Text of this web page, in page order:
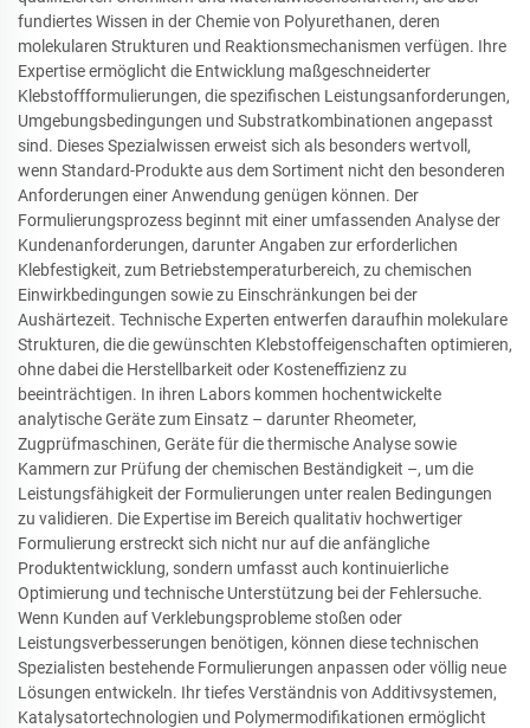
fundiertes Wissen in der Chemie von Polyurethanen, deren
molekularen Strukturen und Reaktionsmechanismen verfügen. Ihre
Expertise ermöglicht die Entwicklung maßgeschneiderter
Klebstoffformulierungen, die spezifischen Leistungsanforderungen,
Umgebungsbedingungen und Substratkombinationen angepasst
sind. Dieses Spezialwissen erweist sich als besonders wertvoll,
wenn Standard-Produkte aus dem Sortiment nicht den besonderen
Anforderungen einer Anwendung genügen können. Der
Formulierungsprozess beginnt mit einer umfassenden Analyse der
Kundenanforderungen, darunter Angaben zur erforderlichen
Klebfestigkeit, zum Betriebstemperaturbereich, zu chemischen
Einwirkbedingungen sowie zu Einschränkungen bei der
Aushärtezeit. Technische Experten entwerfen daraufhin molekulare
Strukturen, die die gewünschten Klebstoffeigenschaften optimieren,
ohne dabei die Herstellbarkeit oder Kosteneffizienz zu
beeinträchtigen. In ihren Labors kommen hochentwickelte
analytische Geräte zum Einsatz – darunter Rheometer,
Zugprüfmaschinen, Geräte für die thermische Analyse sowie
Kammern zur Prüfung der chemischen Beständigkeit –, um die
Leistungsfähigkeit der Formulierungen unter realen Bedingungen
zu validieren. Die Expertise im Bereich qualitativ hochwertiger
Formulierung erstreckt sich nicht nur auf die anfängliche
Produktentwicklung, sondern umfasst auch kontinuierliche
Optimierung und technische Unterstützung bei der Fehlersuche.
Wenn Kunden auf Verklebungsprobleme stoßen oder
Leistungsverbesserungen benötigen, können diese technischen
Spezialisten bestehende Formulierungen anpassen oder völlig neue
Lösungen entwickeln. Ihr tiefes Verständnis von Additivsystemen,
Katalysatortechnologien und Polymermodifikationen ermöglicht